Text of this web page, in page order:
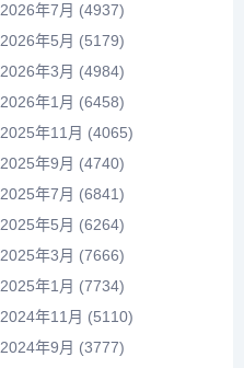
2026年7月 (4937)
2026年5月 (5179)
2026年3月 (4984)
2026年1月 (6458)
2025年11月 (4065)
2025年9月 (4740)
2025年7月 (6841)
2025年5月 (6264)
2025年3月 (7666)
2025年1月 (7734)
2024年11月 (5110)
2024年9月 (3777)